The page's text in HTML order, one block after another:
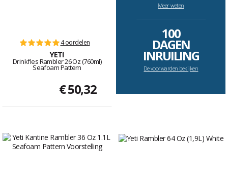
4 oordelen
YETI
Drinkfles Rambler 26 Oz (760ml)
Seafoam Pattern
€ 50,32
Meer weten
--------------------------------------------------------------------
100
DAGEN
INRUILING
De voorwarden bekijken